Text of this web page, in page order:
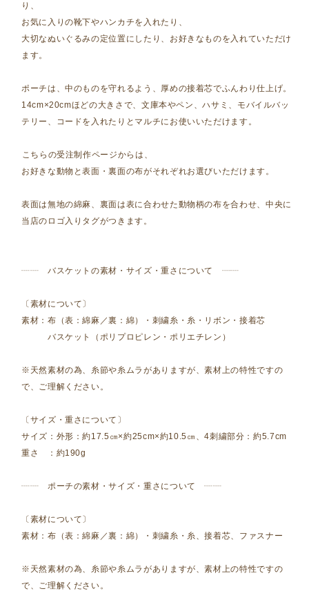
り、
お気に入りの靴下やハンカチを入れたり、
大切なぬいぐるみの定位置にしたり、お好きなものを入れていただけ
ます。
ポーチは、中のものを守れるよう、厚めの接着芯でふんわり仕上げ。⁡
14cm×20cmほどの大きさで、文庫本やペン、ハサミ、モバイルバッ
テリー、コードを入れたりとマルチにお使いいただけます。
⁡こちらの受注制作ページからは、
お好きな動物と表面・裏面の布がそれぞれお選びいただけます。
表面は無地の綿麻、裏面は表に合わせた動物柄の布を合わせ、中央に
当店のロゴ入りタグがつきます。
┈┈ バスケットの素材・サイズ・重さについて ┈┈
〔素材について〕
素材：布（表：綿麻／裏：綿）・刺繍糸・糸・リボン・接着芯
バスケット（ポリプロピレン・ポリエチレン）
※天然素材の為、糸節や糸ムラがありますが、素材上の特性ですの
で、ご理解ください。
〔サイズ・重さについて〕
サイズ：外形：約17.5㎝×約25cm×約10.5㎝、4刺繍部分：約5.7cm
重さ ：約190g
┈┈ ポーチの素材・サイズ・重さについて ┈┈
〔素材について〕
素材：布（表：綿麻／裏：綿）・刺繍糸・糸、接着芯、ファスナー
※天然素材の為、糸節や糸ムラがありますが、素材上の特性ですの
で、ご理解ください。